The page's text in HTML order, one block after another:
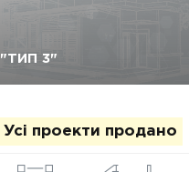
"ТИП 3"
Усі проекти продано